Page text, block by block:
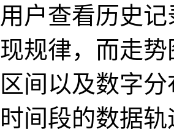
户查看历史
规律，而走
间以及数字
间段的数据